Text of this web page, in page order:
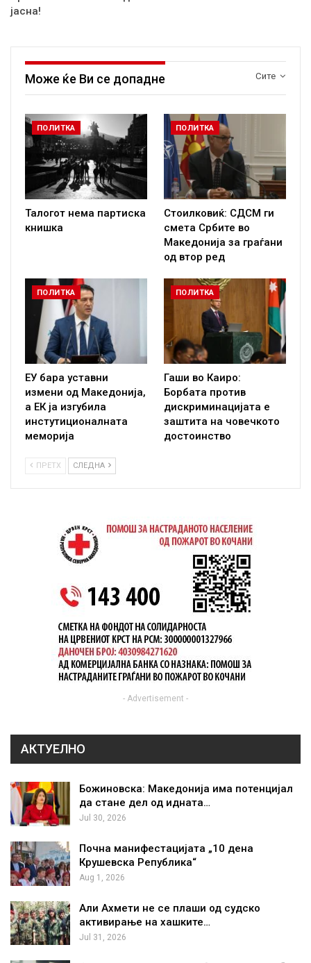
јасна!
Сите
Може ќе Ви се допадне
ПОЛИТКА
Талогот нема партиска
книшка
ПОЛИТКА
Стоилковиќ: СДСМ ги
смета Србите во
Македонија за граѓани
од втор ред
ПОЛИТКА
ЕУ бара уставни
измени од Македонија,
а ЕК ја изгубила
инстутиционалната
меморија
ПОЛИТКА
Гаши во Каиро:
Борбата против
дискриминацијата е
заштита на човечкото
достоинство
ПРЕТХ СЛЕДНА
- Advertisement -
АКТУЕЛНО
Божиновска: Македонија има потенцијал
да стане дел од идната…
Jul 30, 2026
Почна манифестацијата „10 дена
Крушевска Република“
Aug 1, 2026
Али Ахмети не се плаши од судско
активирање на хашките…
Jul 31, 2026